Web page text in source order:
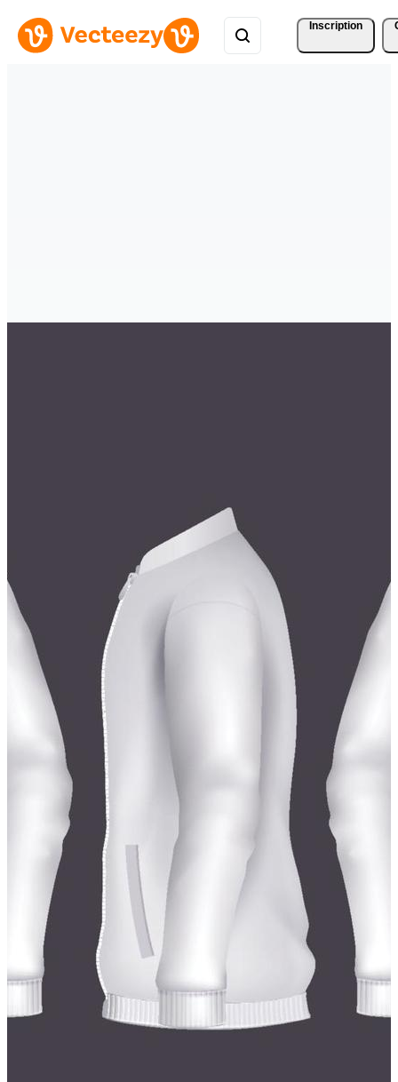
Inscription